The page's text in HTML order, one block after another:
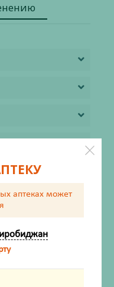
и в
аптеках может